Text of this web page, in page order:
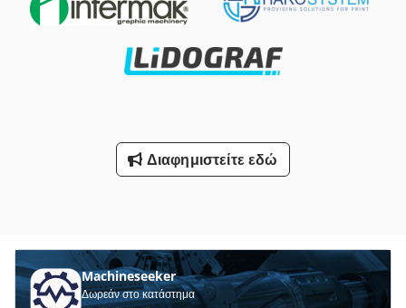
Διαφημιστείτε εδώ
Machineseeker
Δωρεάν στο κατάστημα